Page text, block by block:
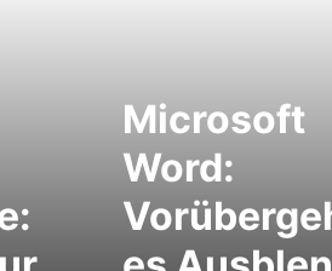
Microsoft
Word: